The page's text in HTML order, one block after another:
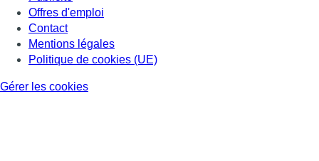
Offres d'emploi
Contact
Mentions légales
Politique de cookies (UE)
Gérer les cookies